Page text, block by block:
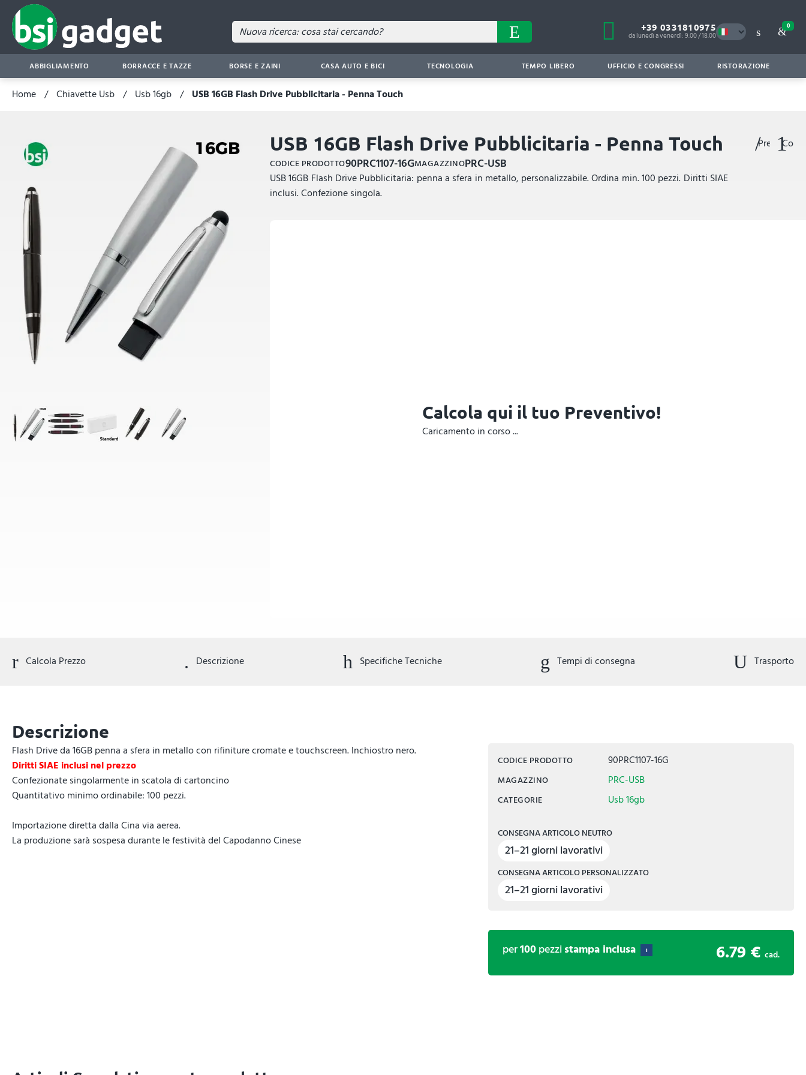
+39 0331810975
da lunedì a venerdì: 9.00 / 18.00
0
ABBIGLIAMENTO BORRACCE E TAZZE BORSE E ZAINI CASA AUTO E BICI TECNOLOGIA TEMPO LIBERO UFFICIO E CONGRESSI RISTORAZIONE
Home Chiavette Usb Usb 16gb USB 16GB Flash Drive Pubblicitaria - Penna Touch
USB 16GB Flash Drive Pubblicitaria - Penna Touch
CODICE PRODOTTO90PRC1107-16GMAGAZZINOPRC-USB
USB 16GB Flash Drive Pubblicitaria: penna a sfera in metallo, personalizzabile. Ordina min. 100 pezzi. Diritti SIAE
inclusi. Confezione singola.
Preferiti
Calcola qui il tuo Preventivo!
Caricamento in corso ...
Calcola Prezzo Descrizione Specifiche Tecniche Tempi di consegna Trasporto
Descrizione
Flash Drive da 16GB penna a sfera in metallo con rifiniture cromate e touchscreen. Inchiostro nero.
Diritti SIAE inclusi nel prezzo
Confezionate singolarmente in scatola di cartoncino
Quantitativo minimo ordinabile: 100 pezzi.
Importazione diretta dalla Cina via aerea.
La produzione sarà sospesa durante le festività del Capodanno Cinese
CODICE PRODOTTO 90PRC1107-16G
MAGAZZINO PRC-USB
CATEGORIE Usb 16gb
CONSEGNA ARTICOLO NEUTRO
21–21 giorni lavorativi
CONSEGNA ARTICOLO PERSONALIZZATO
21–21 giorni lavorativi
per100pezzistampa inclusa i 6.79 € cad.